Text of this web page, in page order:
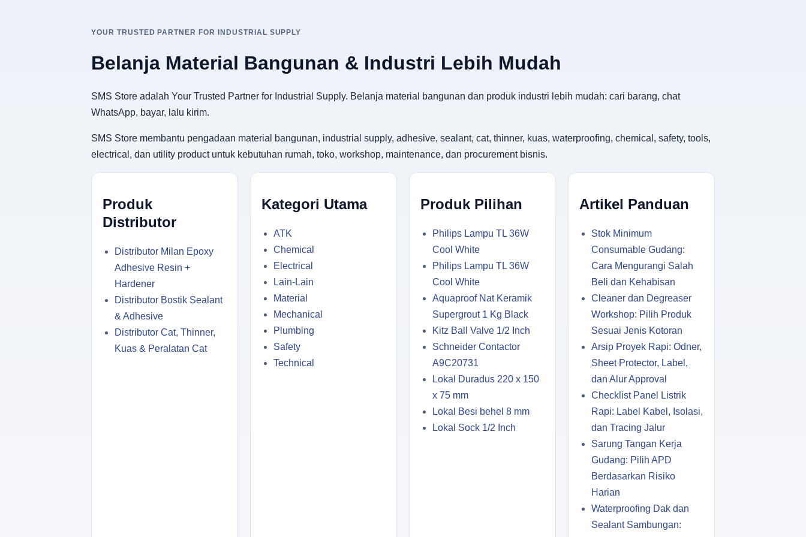
YOUR TRUSTED PARTNER FOR INDUSTRIAL SUPPLY
Belanja Material Bangunan & Industri Lebih Mudah
SMS Store adalah Your Trusted Partner for Industrial Supply. Belanja material bangunan dan produk industri lebih mudah: cari barang, chat
WhatsApp, bayar, lalu kirim.
SMS Store membantu pengadaan material bangunan, industrial supply, adhesive, sealant, cat, thinner, kuas, waterproofing, chemical, safety, tools,
electrical, dan utility product untuk kebutuhan rumah, toko, workshop, maintenance, dan procurement bisnis.
Produk
Distributor
Distributor Milan Epoxy
Adhesive Resin +
Hardener
Distributor Bostik Sealant
& Adhesive
Distributor Cat, Thinner,
Kuas & Peralatan Cat
Kategori Utama
ATK
Chemical
Electrical
Lain-Lain
Material
Mechanical
Plumbing
Safety
Technical
Produk Pilihan
Philips Lampu TL 36W
Cool White
Philips Lampu TL 36W
Cool White
Aquaproof Nat Keramik
Supergrout 1 Kg Black
Kitz Ball Valve 1/2 Inch
Schneider Contactor
A9C20731
Lokal Duradus 220 x 150
x 75 mm
Lokal Besi behel 8 mm
Lokal Sock 1/2 Inch
Artikel Panduan
Stok Minimum
Consumable Gudang:
Cara Mengurangi Salah
Beli dan Kehabisan
Cleaner dan Degreaser
Workshop: Pilih Produk
Sesuai Jenis Kotoran
Arsip Proyek Rapi: Odner,
Sheet Protector, Label,
dan Alur Approval
Checklist Panel Listrik
Rapi: Label Kabel, Isolasi,
dan Tracing Jalur
Sarung Tangan Kerja
Gudang: Pilih APD
Berdasarkan Risiko
Harian
Waterproofing Dak dan
Sealant Sambungan: